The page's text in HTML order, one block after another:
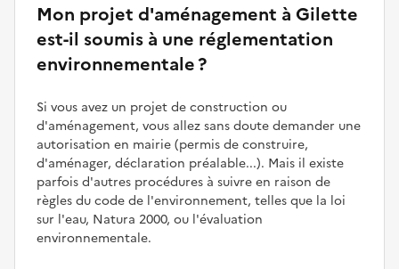
Mon projet d'aménagement à Gilette
est-il soumis à une réglementation
environnementale ?
Si vous avez un projet de construction ou
d'aménagement, vous allez sans doute demander une
autorisation en mairie (permis de construire,
d'aménager, déclaration préalable...). Mais il existe
parfois d'autres procédures à suivre en raison de
règles du code de l'environnement, telles que la loi
sur l'eau, Natura 2000, ou l'évaluation
environnementale.